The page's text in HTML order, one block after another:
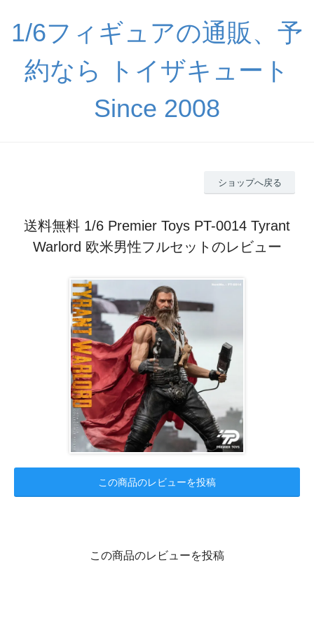
1/6フィギュアの通販、予
約なら トイザキュート
Since 2008
ショップへ戻る
送料無料 1/6 Premier Toys PT-0014 Tyrant
Warlord 欧米男性フルセットのレビュー
この商品のレビューを投稿
この商品のレビューを投稿